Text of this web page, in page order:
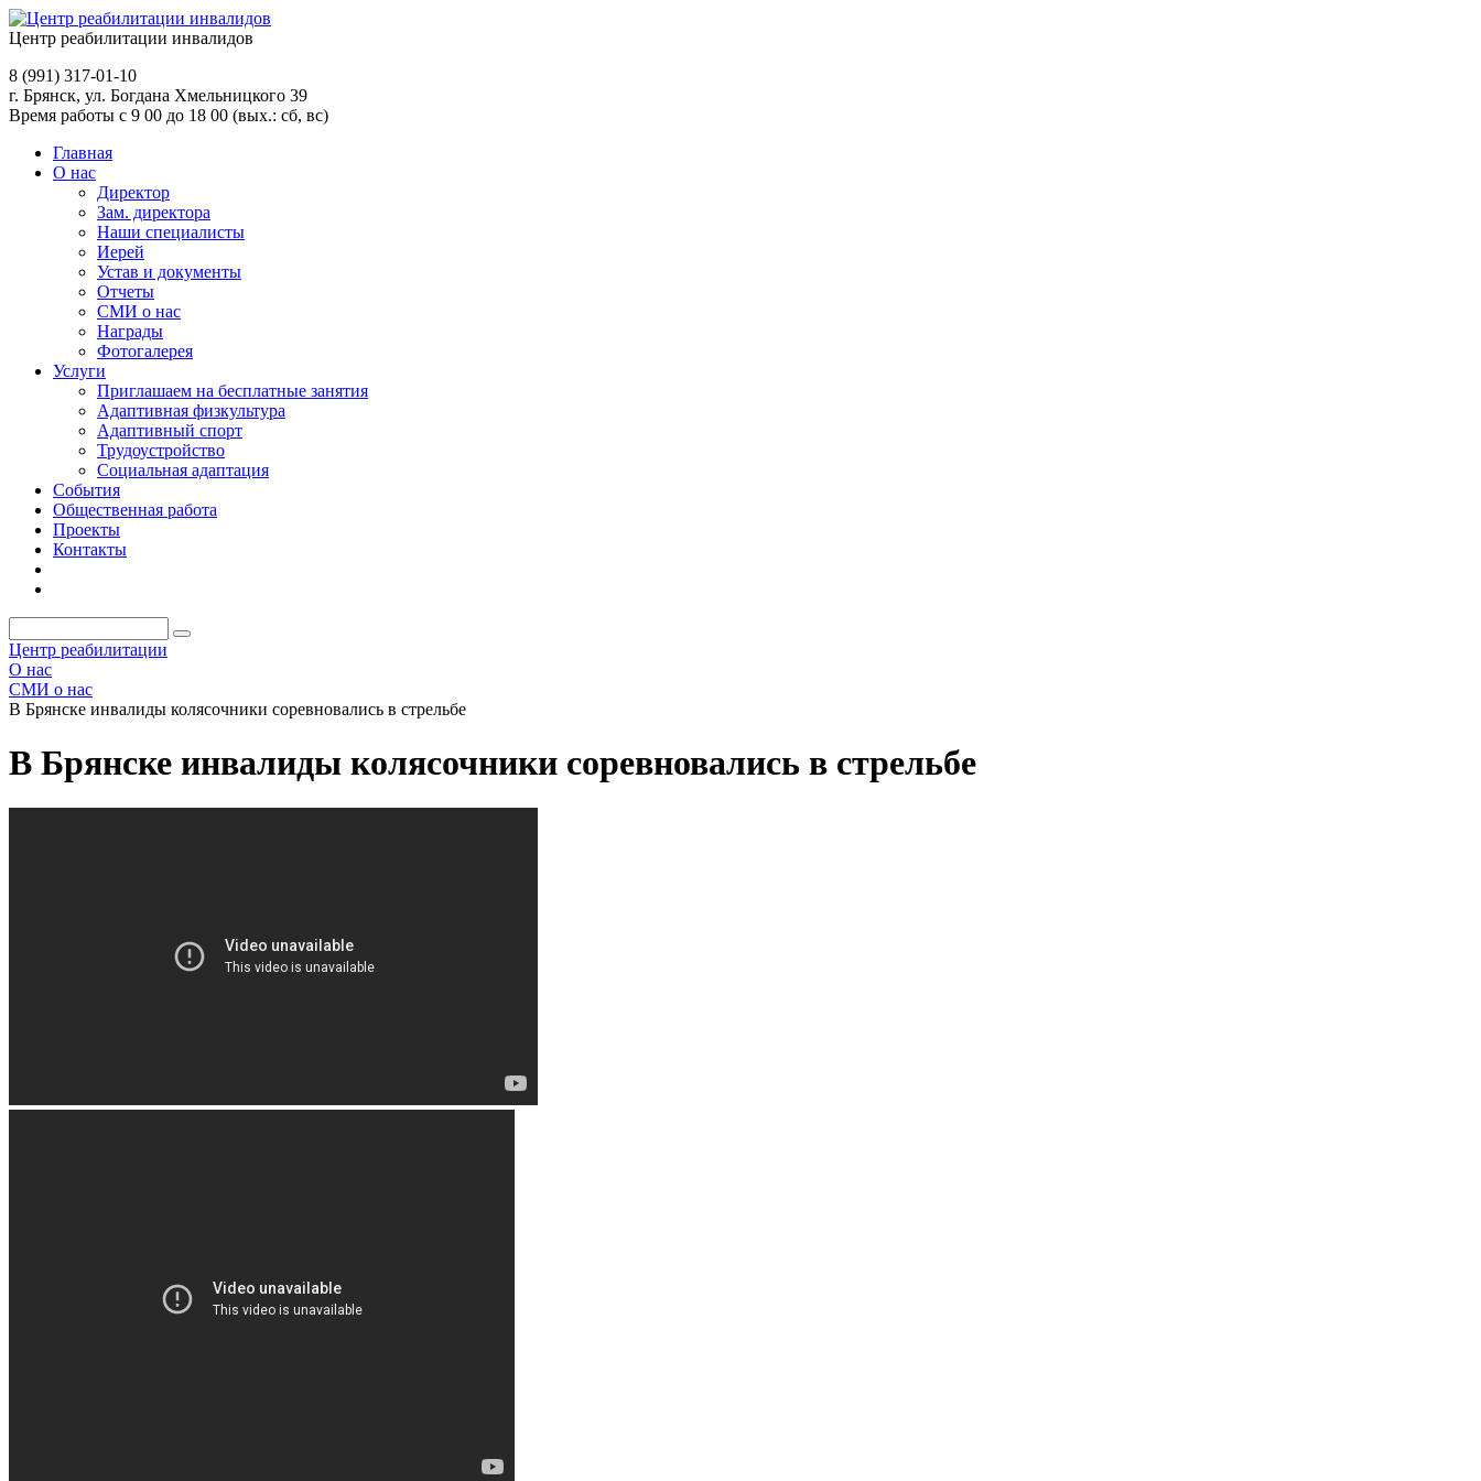
Центр реабилитации инвалидов
8 (991) 317-01-10
г. Брянск, ул. Богдана Хмельницкого 39
Время работы с 9 00 до 18 00 (вых.: сб, вс)
Главная
О нас
Директор
Зам. директора
Наши специалисты
Иерей
Устав и документы
Отчеты
СМИ о нас
Награды
Фотогалерея
Услуги
Приглашаем на бесплатные занятия
Адаптивная физкультура
Адаптивный спорт
Трудоустройство
Социальная адаптация
События
Общественная работа
Проекты
Контакты
Центр реабилитации
О нас
СМИ о нас
В Брянске инвалиды колясочники соревновались в стрельбе
В Брянске инвалиды колясочники соревновались в стрельбе